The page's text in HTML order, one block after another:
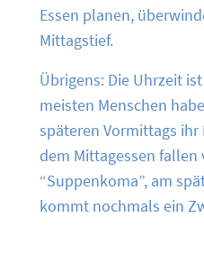
Essen planen,
Mittagstief.
Übrigens: Die Uhrzeit
meisten Menschen
späteren Vormittags
dem Mittagessen fallen
“Suppenkoma”, am
kommt nochmals ein